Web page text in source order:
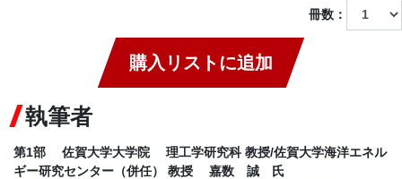
冊数：
購入リストに追加
執筆者
第1部 佐賀大学大学院 理工学研究科 教授/佐賀大学海洋エネル
ギー研究センター（併任） 教授 嘉数 誠 氏